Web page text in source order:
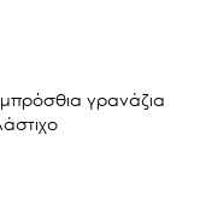
γρανάζια